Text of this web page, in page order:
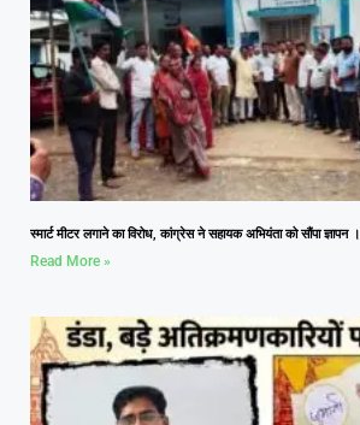
स्मार्ट मीटर लगाने का विरोध, कांग्रेस ने सहायक अभियंता को सौंपा ज्ञापन ।
Read More »